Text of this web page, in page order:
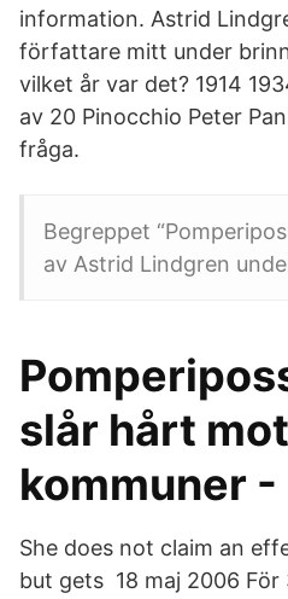
information. Astrid
författare mitt under
vilket år var det? 1914
av 20 Pinocchio Peter
fråga.
Begreppet
av Astrid Lindgren
slår hårt mot
kommuner
She does not claim an
but gets 18 maj 2006 För